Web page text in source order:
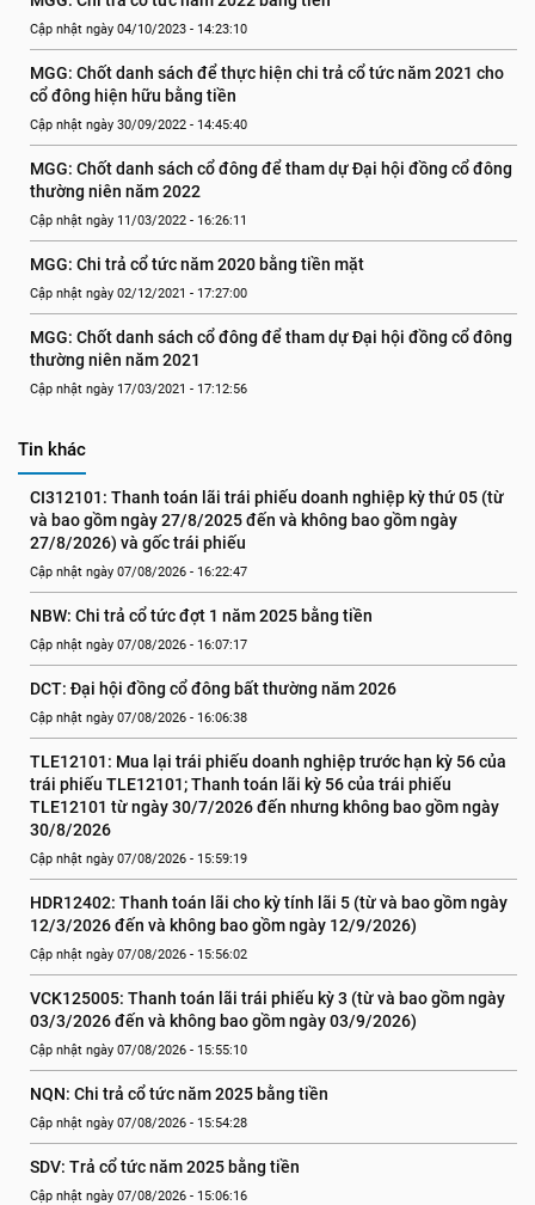
Cập nhật ngày 04/10/2023 - 14:23:10
MGG: Chốt danh sách để thực hiện chi trả cổ tức năm 2021 cho
cổ đông hiện hữu bằng tiền
Cập nhật ngày 30/09/2022 - 14:45:40
MGG: Chốt danh sách cổ đông để tham dự Đại hội đồng cổ đông
thường niên năm 2022
Cập nhật ngày 11/03/2022 - 16:26:11
MGG: Chi trả cổ tức năm 2020 bằng tiền mặt
Cập nhật ngày 02/12/2021 - 17:27:00
MGG: Chốt danh sách cổ đông để tham dự Đại hội đồng cổ đông
thường niên năm 2021
Cập nhật ngày 17/03/2021 - 17:12:56
Tin khác
CI312101: Thanh toán lãi trái phiếu doanh nghiệp kỳ thứ 05 (từ
và bao gồm ngày 27/8/2025 đến và không bao gồm ngày
27/8/2026) và gốc trái phiếu
Cập nhật ngày 07/08/2026 - 16:22:47
NBW: Chi trả cổ tức đợt 1 năm 2025 bằng tiền
Cập nhật ngày 07/08/2026 - 16:07:17
DCT: Đại hội đồng cổ đông bất thường năm 2026
Cập nhật ngày 07/08/2026 - 16:06:38
TLE12101: Mua lại trái phiếu doanh nghiệp trước hạn kỳ 56 của
trái phiếu TLE12101; Thanh toán lãi kỳ 56 của trái phiếu
TLE12101 từ ngày 30/7/2026 đến nhưng không bao gồm ngày
30/8/2026
Cập nhật ngày 07/08/2026 - 15:59:19
HDR12402: Thanh toán lãi cho kỳ tính lãi 5 (từ và bao gồm ngày
12/3/2026 đến và không bao gồm ngày 12/9/2026)
Cập nhật ngày 07/08/2026 - 15:56:02
VCK125005: Thanh toán lãi trái phiếu kỳ 3 (từ và bao gồm ngày
03/3/2026 đến và không bao gồm ngày 03/9/2026)
Cập nhật ngày 07/08/2026 - 15:55:10
NQN: Chi trả cổ tức năm 2025 bằng tiền
Cập nhật ngày 07/08/2026 - 15:54:28
SDV: Trả cổ tức năm 2025 bằng tiền
Cập nhật ngày 07/08/2026 - 15:06:16